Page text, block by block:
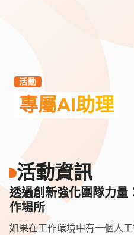
活動
專屬AI助理
活動資訊
透過創新強化團隊力量
作場所
如果在工作環境中有一個人